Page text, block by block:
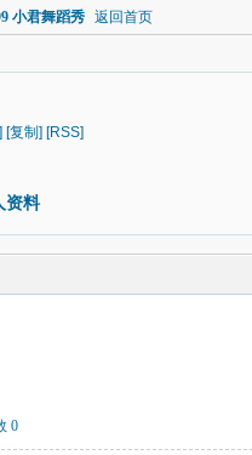
小君舞蹈秀 返回首页
[复制] [RSS]
资料
0